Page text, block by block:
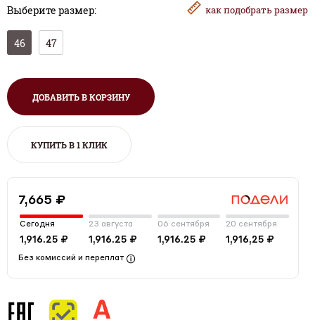
Выберите размер: какподобрать размер
46 47
ДОБАВИТЬ В КОРЗИНУ
КУПИТЬ В 1 КЛИК
7,665 ₽
Сегодня
1,916.25 ₽
23 августа
1,916.25 ₽
06 сентября
1,916.25 ₽
20 сентября
1,916,25 ₽
Без комиссий и переплат